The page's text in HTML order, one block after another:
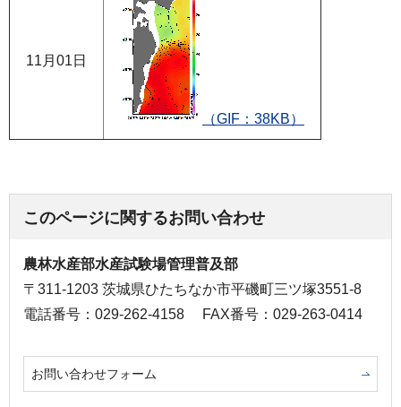
11月01日
（GIF：38KB）
このページに関するお問い合わせ
農林水産部水産試験場管理普及部
〒311-1203 茨城県ひたちなか市平磯町三ツ塚3551-8
電話番号：029-262-4158
FAX番号：029-263-0414
お問い合わせフォーム